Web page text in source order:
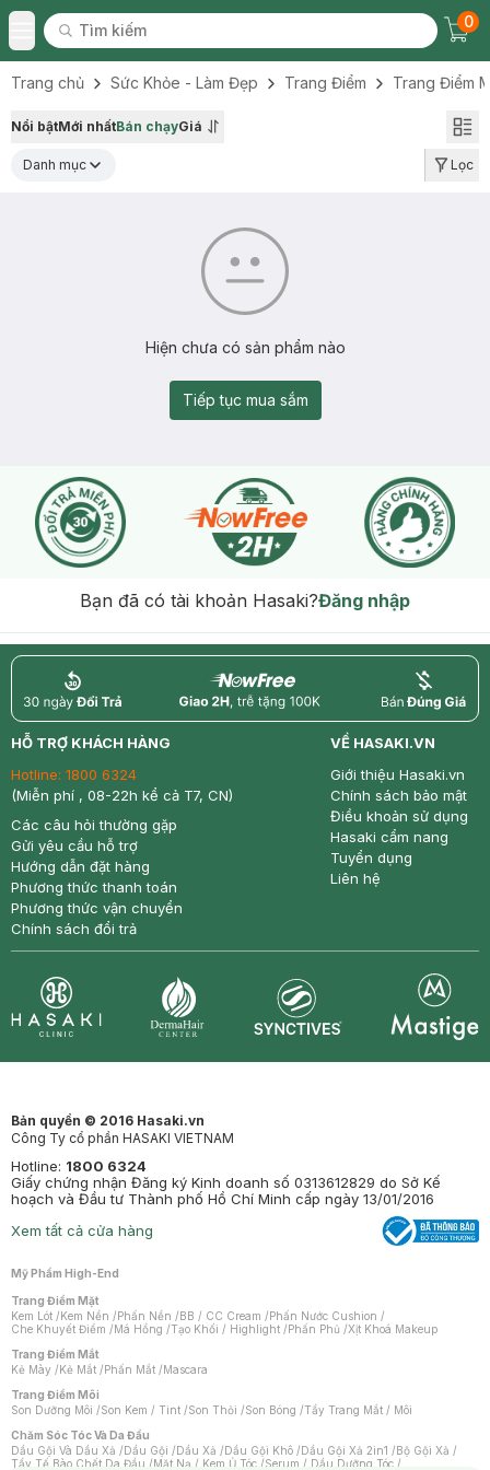
Toggle Menu
Tìm kiếm
Tìm kiếm
0
Trang chủ Sức Khỏe - Làm Đẹp Trang Điểm Trang Điểm
Nổi bậtMới nhấtBán chạyGiá
Danh mục Lọc
Hiện chưa có sản phẩm nào
Tiếp tục mua sắm
Bạn đã có tài khoản Hasaki?Đăng nhập
return nowfree price
HỖ TRỢ KHÁCH HÀNG
Hotline: 1800 6324
(Miễn phí , 08-22h kể cả T7, CN)
Các câu hỏi thường gặp
Gửi yêu cầu hỗ trợ
Hướng dẫn đặt hàng
Phương thức thanh toán
Phương thức vận chuyển
Chính sách đổi trả
VỀ HASAKI.VN
Giới thiệu Hasaki.vn
Chính sách bảo mật
Điều khoản sử dụng
Hasaki cẩm nang
Tuyển dụng
Liên hệ
Bản quyền © 2016 Hasaki.vn
Công Ty cổ phần HASAKI VIETNAM
Hotline: 1800 6324
Giấy chứng nhận Đăng ký Kinh doanh số 0313612829 do Sở Kế
hoạch và Đầu tư Thành phố Hồ Chí Minh cấp ngày 13/01/2016
Xem tất cả cửa hàng
Mỹ Phẩm High-End
Trang Điểm Mặt
Kem Lót /Kem Nền /Phấn Nền /BB / CC Cream /Phấn Nước Cushion /
Che Khuyết Điểm /Má Hồng /Tạo Khối / Highlight /Phấn Phủ /Xịt Khoá Makeup
Trang Điểm Mắt
Kẻ Mày /Kẻ Mắt /Phấn Mắt /Mascara
Trang Điểm Môi
Son Dưỡng Môi /Son Kem / Tint /Son Thỏi /Son Bóng /Tẩy Trang Mắt / Môi
Chăm Sóc Tóc Và Da Đầu
Dầu Gội Và Dầu Xả /Dầu Gội /Dầu Xả /Dầu Gội Khô /Dầu Gội Xả 2in1 /Bộ Gội Xả /
Tẩy Tế Bào Chết Da Đầu /Mặt Nạ / Kem Ủ Tóc /Serum / Dầu Dưỡng Tóc /